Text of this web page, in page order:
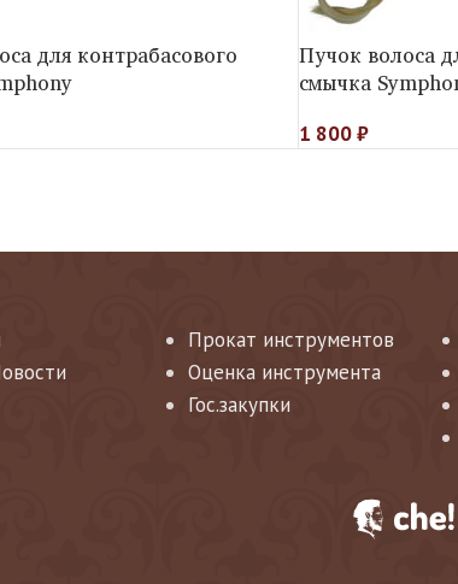
для контрабасового
Пучок волоса
смычка
1 800₽
Прокат инструментов
Оценка инструмента
Гос.закупки